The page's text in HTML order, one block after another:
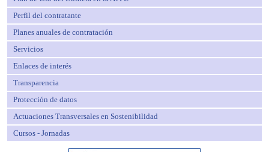
Perfil del contratante
Planes anuales de contratación
Servicios
Enlaces de interés
Transparencia
Protección de datos
Actuaciones Transversales en Sostenibilidad
Cursos - Jornadas